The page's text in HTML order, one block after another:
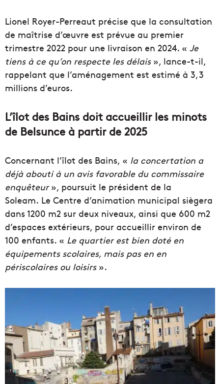
Lionel Royer-Perreaut précise que la consultation
de maîtrise d’œuvre est prévue au premier
trimestre 2022 pour une livraison en 2024. « Je
tiens à ce qu’on respecte les délais», lance-t-il,
rappelant que l’aménagement est estimé à 3,3
millions d’euros.
L’îlot des Bains doit accueillir les minots
de Belsunce à partir de 2025
Concernant l’îlot des Bains, « la concertation a
déjà abouti à un avis favorable du commissaire
enquêteur», poursuit le président de la
Soleam. Le Centre d’animation municipal siègera
dans1200 m2 sur deux niveaux, ainsi que 600 m2
d’espaces extérieurs, pour accueillir environ de
100 enfants. « Le quartier est bien doté en
équipements scolaires, mais pas en en
périscolaires ou loisirs».